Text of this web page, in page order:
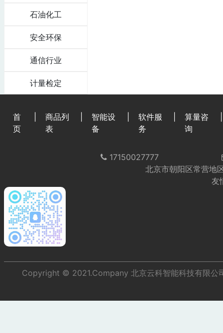
石油化工
安全环保
通信行业
计量检定
首
页
商品列
表
智能设
备
软件服
务
算量咨
询
17150027777
北京市朝阳区常营地
友
Copyright © 2021.Company 北京云科智能科技有限